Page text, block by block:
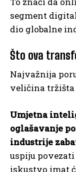
segment
dio globalne
Što ova
Najvažnija
veličina tržišta
Umjetna
oglašavanje
industrije
uspiju
iskustvo imat